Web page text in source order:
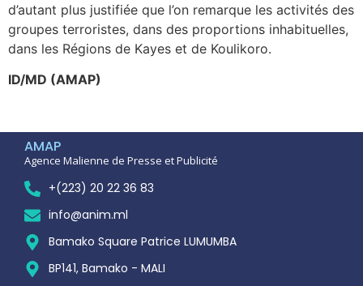
d’autant plus justifiée que l’on remarque les activités des
groupes terroristes, dans des proportions inhabituelles,
dans les Régions de Kayes et de Koulikoro.
ID/MD (AMAP)
AMAP
Agence Malienne de Presse et Publicité
+(223) 20 22 36 83
info@anim.ml
Bamako Square Patrice LUMUMBA
BP141, Bamako - MALI